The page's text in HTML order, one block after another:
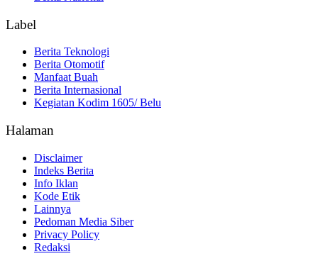
Label
Berita Teknologi
Berita Otomotif
Manfaat Buah
Berita Internasional
Kegiatan Kodim 1605/ Belu
Halaman
Disclaimer
Indeks Berita
Info Iklan
Kode Etik
Lainnya
Pedoman Media Siber
Privacy Policy
Redaksi